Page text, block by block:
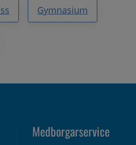
Gymnasium
Medborgarservice